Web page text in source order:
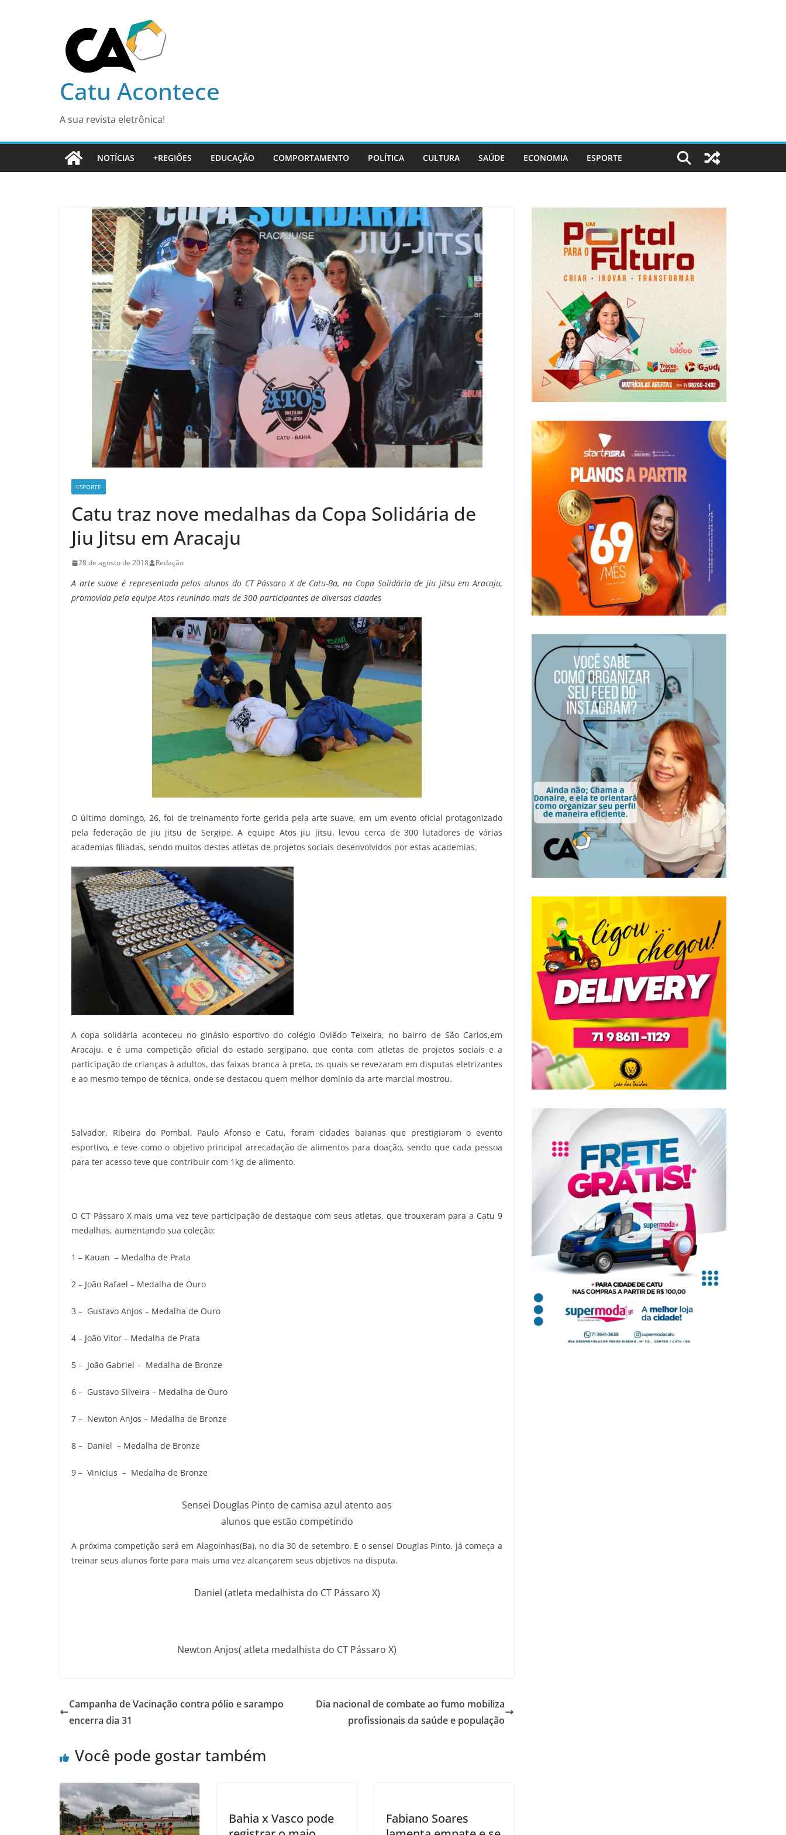
Catu Acontece
A sua revista eletrônica!
NOTÍCIAS +REGIÕES EDUCAÇÃO COMPORTAMENTO POLÍTICA CULTURA SAÚDE ECONOMIA ESPORTE
ESPORTE
Catu traz nove medalhas da Copa Solidária de
Jiu Jitsu em Aracaju
28 de agosto de 2018 Redação
A arte suave é representada pelos alunos do CT Pássaro X de Catu-Ba, na Copa Solidária de jiu jitsu em Aracaju,
promovida pela equipe Atos reunindo mais de 300 participantes de diversas cidades
O último domingo, 26, foi de treinamento forte gerida pela arte suave, em um evento oficial protagonizado
pela federação de jiu jitsu de Sergipe. A equipe Atos jiu jitsu, levou cerca de 300 lutadores de várias
academias filiadas, sendo muitos destes atletas de projetos sociais desenvolvidos por estas academias.
A copa solidária aconteceu no ginásio esportivo do colégio Oviêdo Teixeira, no bairro de São Carlos,em
Aracaju, e é uma competição oficial do estado sergipano, que conta com atletas de projetos sociais e a
participação de crianças à adultos, das faixas branca à preta, os quais se revezaram em disputas eletrizantes
e ao mesmo tempo de técnica, onde se destacou quem melhor domínio da arte marcial mostrou.
Salvador, Ribeira do Pombal, Paulo Afonso e Catu, foram cidades baianas que prestigiaram o evento
esportivo, e teve como o objetivo principal arrecadação de alimentos para doação, sendo que cada pessoa
para ter acesso teve que contribuir com 1kg de alimento.
O CT Pássaro X mais uma vez teve participação de destaque com seus atletas, que trouxeram para a Catu 9
medalhas, aumentando sua coleção:
1 – Kauan – Medalha de Prata
2 – João Rafael – Medalha de Ouro
3 – Gustavo Anjos – Medalha de Ouro
4 – João Vitor – Medalha de Prata
5 – João Gabriel – Medalha de Bronze
6 – Gustavo Silveira – Medalha de Ouro
7 – Newton Anjos – Medalha de Bronze
8 – Daniel – Medalha de Bronze
9 – Vinicius – Medalha de Bronze
Sensei Douglas Pinto de camisa azul atento aos
alunos que estão competindo
A próxima competição será em Alagoinhas(Ba), no dia 30 de setembro. E o sensei Douglas Pinto, já começa a
treinar seus alunos forte para mais uma vez alcançarem seus objetivos na disputa.
Daniel (atleta medalhista do CT Pássaro X)
Newton Anjos( atleta medalhista do CT Pássaro X)
Campanha de Vacinação contra pólio e sarampo
encerra dia 31
Dia nacional de combate ao fumo mobiliza
profissionais da saúde e população
Você pode gostar também
Bahia x Vasco pode
Fabiano Soares